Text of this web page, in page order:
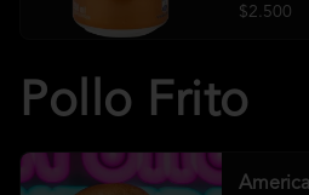
$2.500
Pollo Frito